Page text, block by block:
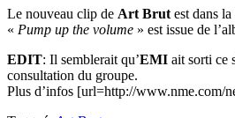
Le nouveau clip de Art Brut est dans la
« Pump up the volume » est issue de
EDIT: Il semblerait qu’EMI ait sorti ce
consultation du groupe.
Plus d’infos [url=http://www.nme.com/